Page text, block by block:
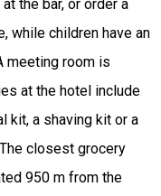
the bar, or order a
while children have an
meeting room is
at the hotel include
kit, a shaving kit or a
closest grocery
950 m from the